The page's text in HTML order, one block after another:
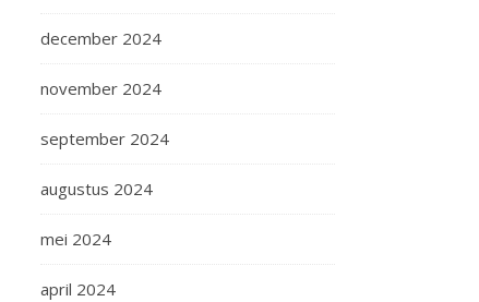
december 2024
november 2024
september 2024
augustus 2024
mei 2024
april 2024